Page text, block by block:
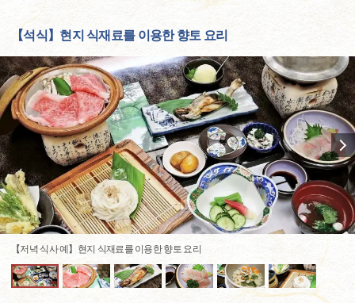
【석식】현지 식재료를 이용한 향토 요리
【저녁 식사 예】현지 식재료를 이용한 향토 요리